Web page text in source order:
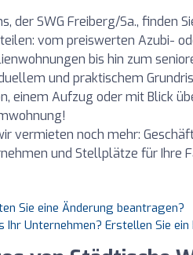
der SWG Freiberg/Sa., finden
vom preiswerten Azubi-
bis hin zum
und praktischem
einem Aufzug oder mit Blick
vermieten noch mehr:
und Stellplätze für Ihre
Sie eine Änderung beantragen?
Ihr Unternehmen? Erstellen Sie